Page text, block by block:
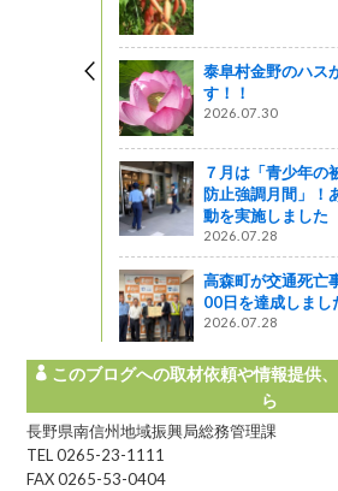
泰阜村金野のハス
す！！
2026.07.30
７月は「青少年の
防止強調月間」！
動を実施しました
2026.07.28
高森町が交通死亡
00日を達成しまし
2026.07.28
このブログへの取材依頼や情報提供
ら
長野県南信州地域振興局総務管理課
TEL 0265-23-1111
FAX 0265-53-0404